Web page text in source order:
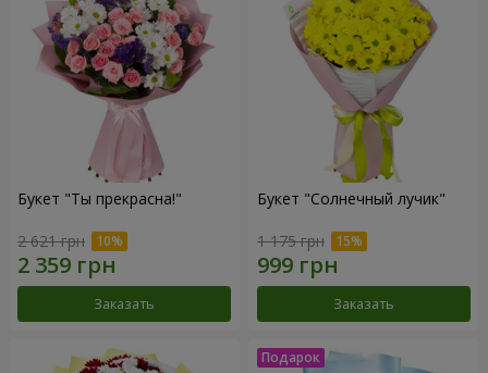
Букет "Ты прекрасна!"
2 621 грн
Заказать
Букет "Солнечный лучик"
1 175 грн
Заказать